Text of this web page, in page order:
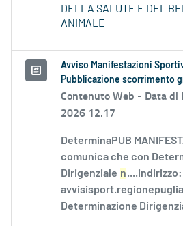
DELLA SALUTE E DEL
ANIMALE
Avviso Manifestazioni
Pubblicazione scorrimento
Contenuto Web - Data di
2026 12.17
DeterminaPUB
comunica che con
Dirigenziale n....indirizzo:
Determinazione